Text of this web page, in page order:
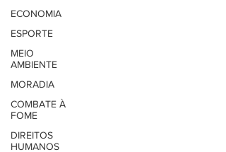
ECONOMIA
ESPORTE
MEIO
AMBIENTE
MORADIA
COMBATE À
FOME
DIREITOS
HUMANOS